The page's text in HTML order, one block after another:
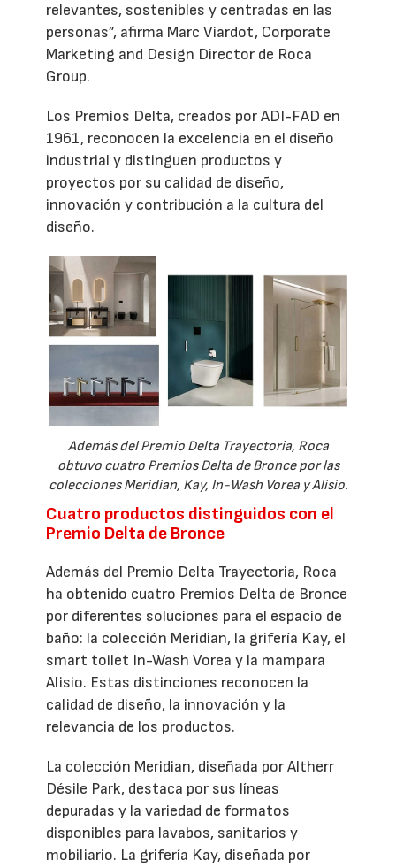
relevantes, sostenibles y centradas en las
personas”, afirma Marc Viardot, Corporate
Marketing and Design Director de Roca
Group.
Los Premios Delta, creados por ADI-FAD en
1961, reconocen la excelencia en el diseño
industrial y distinguen productos y
proyectos por su calidad de diseño,
innovación y contribución a la cultura del
diseño.
Además del Premio Delta Trayectoria, Roca
obtuvo cuatro Premios Delta de Bronce por las
colecciones Meridian, Kay, In-Wash Vorea y Alisio.
Cuatro productos distinguidos con el
Premio Delta de Bronce
Además del Premio Delta Trayectoria, Roca
ha obtenido cuatro Premios Delta de Bronce
por diferentes soluciones para el espacio de
baño: la colección Meridian, la grifería Kay, el
smart toilet In-Wash Vorea y la mampara
Alisio. Estas distinciones reconocen la
calidad de diseño, la innovación y la
relevancia de los productos.
La colección Meridian, diseñada por Altherr
Désile Park, destaca por sus líneas
depuradas y la variedad de formatos
disponibles para lavabos, sanitarios y
mobiliario. La grifería Kay, diseñada por